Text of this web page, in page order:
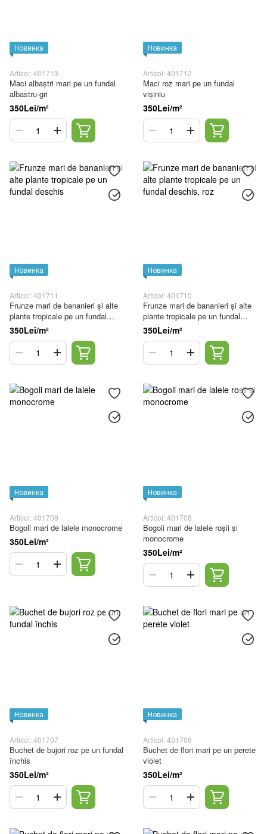
Новинка
Articol: 401713
Maci albaștri mari pe un fundal
albastru-gri
350Lei/m²
Новинка
Articol: 401712
Maci roz mari pe un fundal
vișiniu
350Lei/m²
Новинка
Articol: 401711
Frunze mari de bananieri și alte
plante tropicale pe un fundal
deschis
350Lei/m²
Новинка
Articol: 401710
Frunze mari de bananieri și alte
plante tropicale pe un fundal
deschis, roz
350Lei/m²
Новинка
Articol: 401709
Bogoli mari de lalele monocrome
350Lei/m²
Новинка
Articol: 401708
Bogoli mari de lalele roșii și
monocrome
350Lei/m²
Новинка
Articol: 401707
Buchet de bujori roz pe un fundal
închis
350Lei/m²
Новинка
Articol: 401706
Buchet de flori mari pe un perete
violet
350Lei/m²